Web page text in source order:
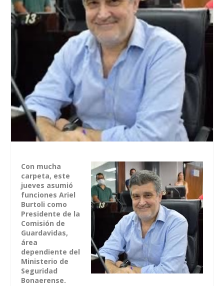
Con mucha
carpeta, este
jueves asumió
funciones Ariel
Burtoli como
Presidente de la
Comisión de
Guardavidas,
área
dependiente del
Ministerio de
Seguridad
Bonaerense.